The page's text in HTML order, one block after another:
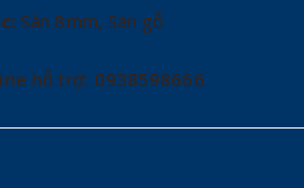
Sàn 8mm, Sàn gỗ
hỗ trợ: 0938598666